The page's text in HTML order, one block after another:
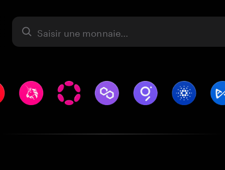
Actifs